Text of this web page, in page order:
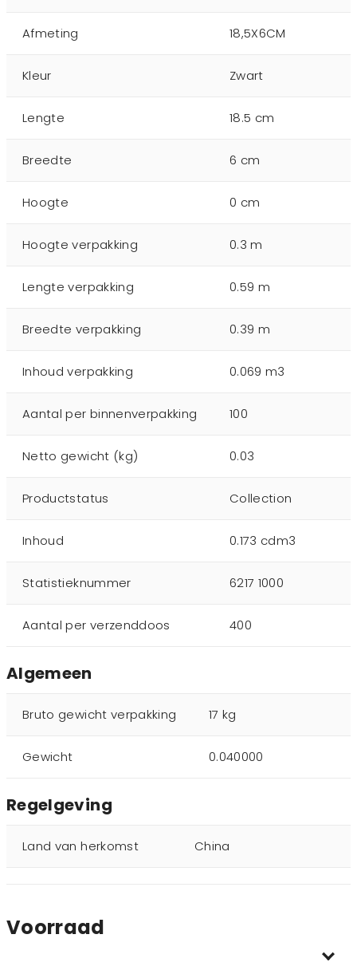
Afmeting 18,5X6CM
Kleur Zwart
Lengte 18.5 cm
Breedte 6 cm
Hoogte 0 cm
Hoogte verpakking 0.3 m
Lengte verpakking 0.59 m
Breedte verpakking 0.39 m
Inhoud verpakking 0.069 m3
Aantal per binnenverpakking 100
Netto gewicht (kg) 0.03
Productstatus Collection
Inhoud 0.173 cdm3
Statistieknummer 6217 1000
Aantal per verzenddoos 400
Algemeen
Bruto gewicht verpakking 17 kg
Gewicht 0.040000
Regelgeving
Land van herkomst China
Voorraad